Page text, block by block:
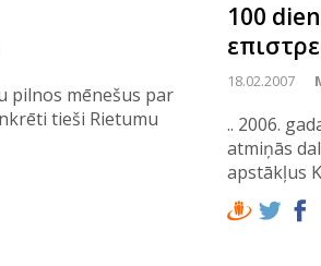
pilnos mēnešus par
tieši Rietumu
100
18.02.2007
.. 2006.
atmiņās
apstākļus